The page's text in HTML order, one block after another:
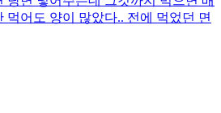
먹어도 양이 많았다.. 전에 먹었던 면